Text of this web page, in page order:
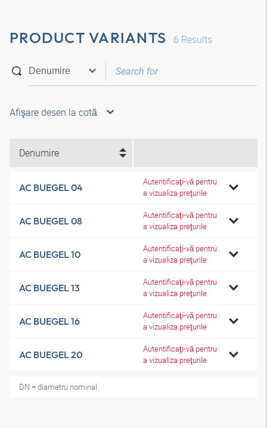
PRODUCT VARIANTS 6 Results
Afişare desen la cotă
Denumire
AC BUEGEL 04
Autentificaţi-vă pentru
a vizualiza preţurile
AC BUEGEL 08
Autentificaţi-vă pentru
a vizualiza preţurile
AC BUEGEL 10
Autentificaţi-vă pentru
a vizualiza preţurile
AC BUEGEL 13
Autentificaţi-vă pentru
a vizualiza preţurile
AC BUEGEL 16
Autentificaţi-vă pentru
a vizualiza preţurile
AC BUEGEL 20
Autentificaţi-vă pentru
a vizualiza preţurile
DN = diametru nominal